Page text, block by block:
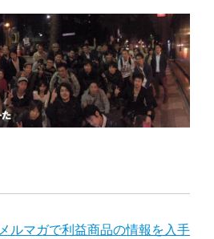
ルマガで利益商品の情報を入手